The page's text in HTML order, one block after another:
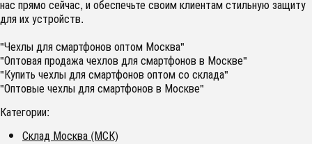
нас прямо сейчас, и обеспечьте своим клиентам стильную защиту
для их устройств.
"Чехлы для смартфонов оптом Москва"
"Оптовая продажа чехлов для смартфонов в Москве"
"Купить чехлы для смартфонов оптом со склада"
"Оптовые чехлы для смартфонов в Москве"
Категории:
Склад Москва (МСК)